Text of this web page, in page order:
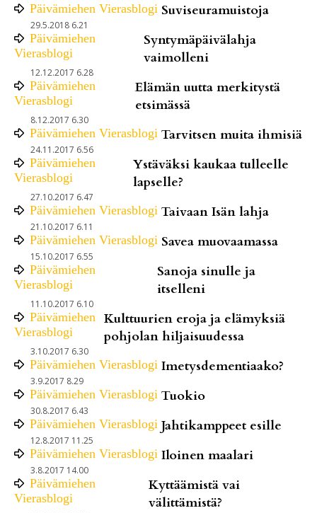
Päivämiehen Vierasblogi Suviseuramuistoja
29.5.2018 6.21
Päivämiehen
Vierasblogi
Syntymäpäivälahja
vaimolleni
12.12.2017 6.28
Päivämiehen
Vierasblogi
Elämän uutta merkitystä
etsimässä
8.12.2017 6.30
Päivämiehen Vierasblogi Tarvitsen muita ihmisiä
24.11.2017 6.56
Päivämiehen
Vierasblogi
Ystäväksi kaukaa tulleelle
lapselle?
27.10.2017 6.47
Päivämiehen Vierasblogi Taivaan Isän lahja
21.10.2017 6.11
Päivämiehen Vierasblogi Savea muovaamassa
15.10.2017 6.55
Päivämiehen
Vierasblogi
Sanoja sinulle ja
itselleni
11.10.2017 6.10
Päivämiehen
Vierasblogi
Kulttuurien eroja ja elämyksiä
pohjolan hiljaisuudessa
3.10.2017 6.30
Päivämiehen Vierasblogi Imetysdementiaako?
3.9.2017 8.29
Päivämiehen Vierasblogi Tuokio
30.8.2017 6.43
Päivämiehen Vierasblogi Jahtikamppeet esille
12.8.2017 11.25
Päivämiehen Vierasblogi Iloinen maalari
3.8.2017 14.00
Päivämiehen
Vierasblogi
Kyttäämistä vai
välittämistä?